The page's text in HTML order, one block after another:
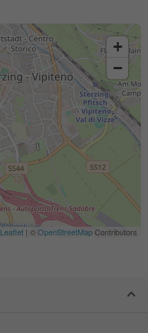
+
−
Leaflet | ©OpenStreetMapContributors